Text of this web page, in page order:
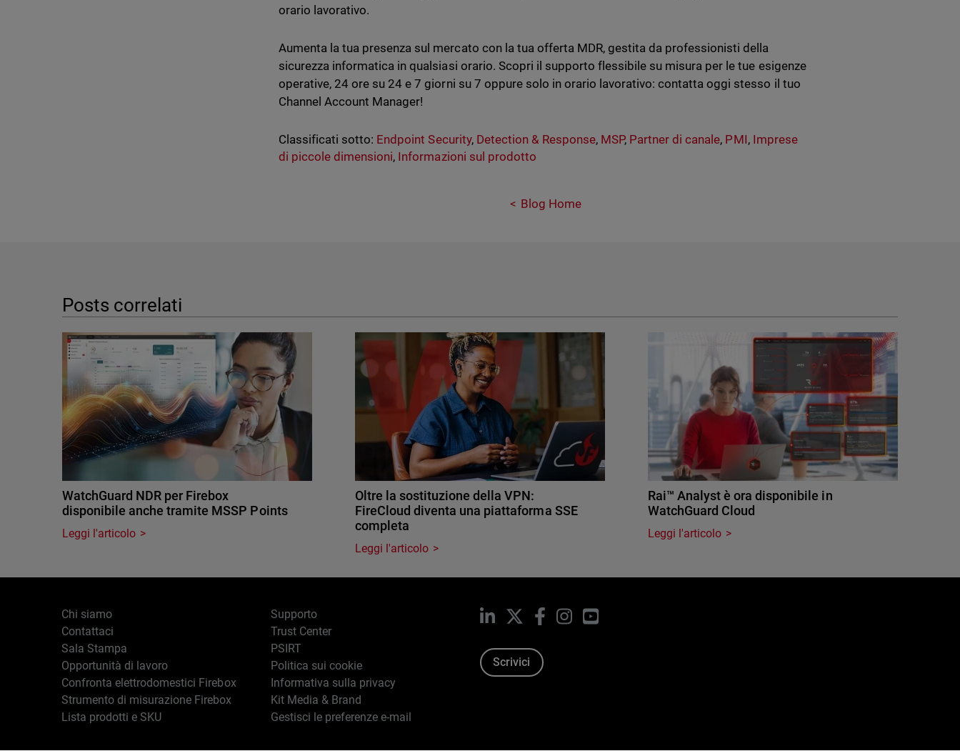
orario lavorativo.
Aumenta la tua presenza sul mercato con la tua offerta MDR, gestita da professionisti della
sicurezza informatica in qualsiasi orario. Scopri il supporto flessibile su misura per le tue esigenze
operative, 24 ore su 24 e 7 giorni su 7 oppure solo in orario lavorativo: contatta oggi stesso il tuo
Channel Account Manager!
Classificati sotto: Endpoint Security, Detection & Response, MSP, Partner di canale, PMI, Imprese
di piccole dimensioni, Informazioni sul prodotto
Blog Home
Posts correlati
WatchGuard NDR per Firebox
disponibile anche tramite MSSP Points
Leggi l'articolo
Oltre la sostituzione della VPN:
FireCloud diventa una piattaforma SSE
completa
Leggi l'articolo
Rai™ Analyst è ora disponibile in
WatchGuard Cloud
Leggi l'articolo
Chi siamo
Contattaci
Sala Stampa
Opportunità di lavoro
Confronta elettrodomestici Firebox
Strumento di misurazione Firebox
Lista prodotti e SKU
Supporto
Trust Center
PSIRT
Politica sui cookie
Informativa sulla privacy
Kit Media & Brand
Gestisci le preferenze e-mail
LinkedIn Facebook
InstagramYouTube
Scrivici